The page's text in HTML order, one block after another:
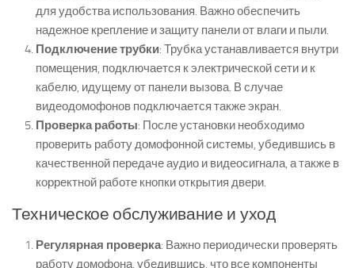
для удобства использования. Важно обеспечить
надежное крепление и защиту панели от влаги и пыли.
Подключение трубки: Трубка устанавливается внутри
помещения, подключается к электрической сети и к
кабелю, идущему от панели вызова. В случае
видеодомофонов подключается также экран.
Проверка работы: После установки необходимо
проверить работу домофонной системы, убедившись в
качественной передаче аудио и видеосигнала, а также в
корректной работе кнопки открытия двери.
Техническое обслуживание и уход
Регулярная проверка: Важно периодически проверять
работу домофона, убедившись, что все компоненты